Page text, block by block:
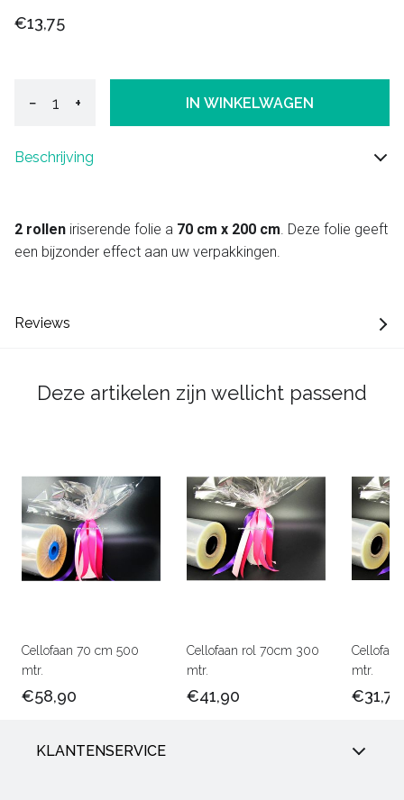
€13,75
− + IN WINKELWAGEN
Beschrijving
2 rollen iriserende folie a 70 cm x 200 cm. Deze folie geeft
een bijzonder effect aan uw verpakkingen.
Reviews
Deze artikelen zijn wellicht passend
Cellofaan 70 cm 500
mtr.
€58,90
Cellofaan rol 70cm 300
mtr.
€41,90
mtr.
€31,75
KLANTENSERVICE